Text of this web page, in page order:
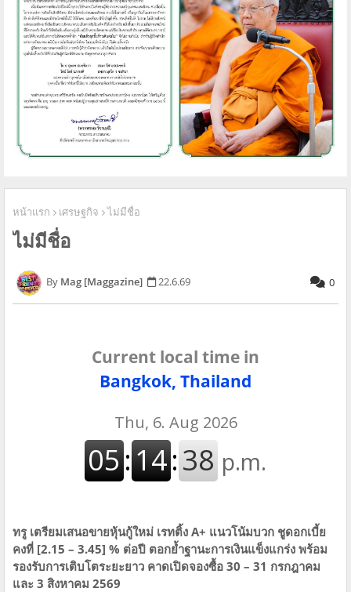
หน้าแรก เศรษฐกิจ ไม่มีชื่อ
ไม่มีชื่อ
Mag [Maggazine] 22.6.69 0
Current local time in
Bangkok, Thailand
ทรู เตรียมเสนอขายหุ้นกู้ใหม่ เรทติ้ง A+ แนวโน้มบวก ชูดอกเบี้ย
คงที่ [2.15 – 3.45] % ต่อปี ตอกย้ำฐานะการเงินแข็งแกร่ง พร้อม
รองรับการเติบโตระยะยาว คาดเปิดจองซื้อ 30 – 31 กรกฎาคม
และ 3 สิงหาคม 2569